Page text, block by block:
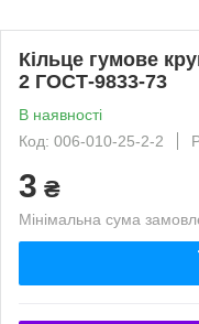
Кільце гумове
2 ГОСТ-9833-73
В наявності
Код: 006-010-25-2-2
3 ₴
Мінімальна сума